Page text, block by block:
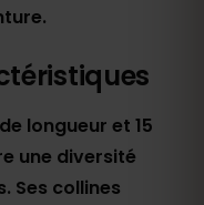
longueur et 15
une diversité
Ses collines